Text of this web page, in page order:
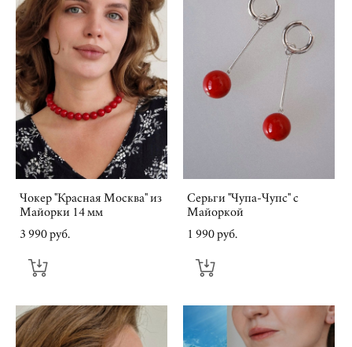
Чокер "Красная Москва" из
Майорки 14 мм
3 990 pуб.
Серьги "Чупа-Чупс" с
Майоркой
1 990 pуб.